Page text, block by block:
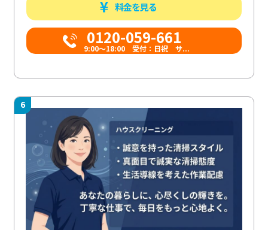
料金を見る
0120-059-661
9:00〜18:00 受付：日祝 サ...
6